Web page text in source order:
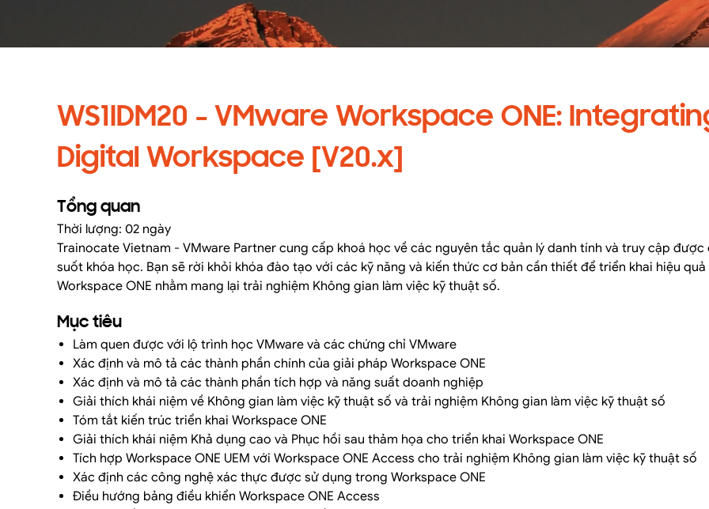
WS1IDM20 - VMware Workspace ONE:
Digital Workspace [V20.x]
Tổng quan
Thời lượng: 02 ngày
Trainocate Vietnam - VMware Partner cung cấp khoá học về các nguyên tắc quản lý danh tính và truy cập
suốt khóa học. Bạn sẽ rời khỏi khóa đào tạo với các kỹ năng và kiến ​​thức cơ bản cần thiết để triển khai hiệu
Workspace ONE nhằm mang lại trải nghiệm Không gian làm việc kỹ thuật số.
Mục tiêu
Làm quen được với lộ trình học VMware và các chứng chỉ VMware
Xác định và mô tả các thành phần chính của giải pháp Workspace ONE
Xác định và mô tả các thành phần tích hợp và năng suất doanh nghiệp
Giải thích khái niệm về Không gian làm việc kỹ thuật số và trải nghiệm Không gian làm việc kỹ thuật số
Tóm tắt kiến ​​trúc triển khai Workspace ONE
Giải thích khái niệm Khả dụng cao và Phục hồi sau thảm họa cho triển khai Workspace ONE
Tích hợp Workspace ONE UEM với Workspace ONE Access cho trải nghiệm Không gian làm việc kỹ thuật số
Xác định các công nghệ xác thực được sử dụng trong Workspace ONE
Điều hướng bảng điều khiển Workspace ONE Access